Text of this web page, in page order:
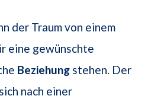
der Traum von einem
eine gewünschte
Beziehung stehen. Der
nach einer